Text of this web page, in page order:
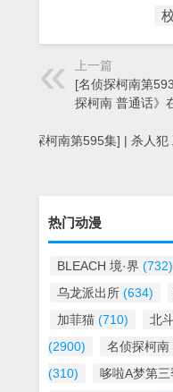
上一篇
[名侦探柯南第
探柯南 普通话》
[名侦探柯南第595集] | 杀人
热门动漫
BLEACH 境·界 (732)
乌龙派出所 (634)
加菲猫 (710) 北
(2900)
名侦探柯南
(310)
哆啦A梦第三